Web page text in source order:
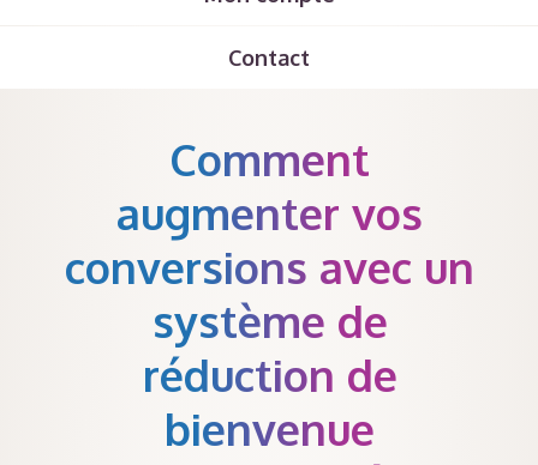
Contact
Comment
augmenter vos
conversions avec un
système de
réduction de
bienvenue